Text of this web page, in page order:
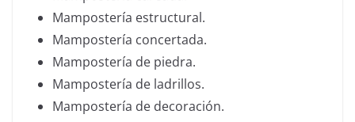
Mampostería estructural.
Mampostería concertada.
Mampostería de piedra.
Mampostería de ladrillos.
Mampostería de decoración.